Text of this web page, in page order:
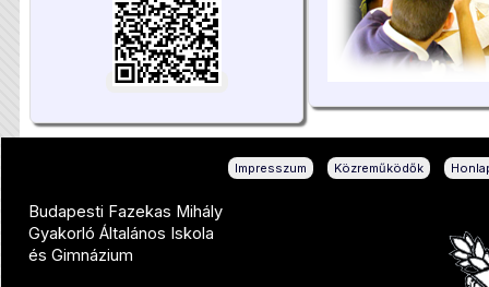
Impresszum Közreműködők
Budapesti Fazekas Mihály
Gyakorló Általános Iskola
és Gimnázium